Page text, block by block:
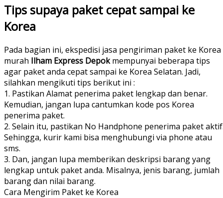
Tips supaya paket cepat sampai ke
Korea
Pada bagian ini, ekspedisi jasa pengiriman paket ke Korea
murah Ilham Express Depokmempunyai beberapa tips
agar paket anda cepat sampai ke Korea Selatan. Jadi,
silahkan mengikuti tips berikut ini :
1. Pastikan Alamat penerima paket lengkap dan benar.
Kemudian, jangan lupa cantumkan kode pos Korea
penerima paket.
2. Selain itu, pastikan No Handphone penerima paket
Sehingga, kurir kami bisa menghubungi via phone atau
sms.
3. Dan, jangan lupa memberikan deskripsi barang yang
lengkap untuk paket anda. Misalnya, jenis barang, jumlah
barang dan nilai barang.
Cara Mengirim Paket ke Korea